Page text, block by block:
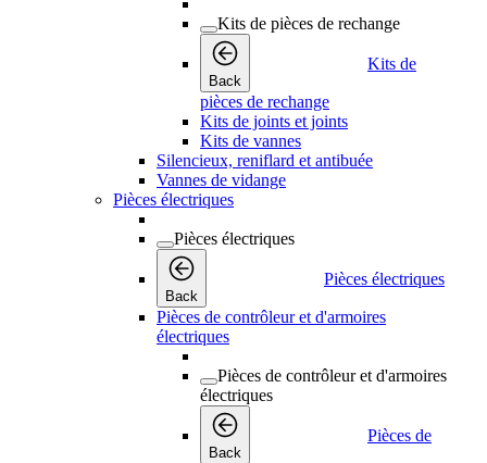
Kits de pièces de rechange
Back
Kits de
pièces de rechange
Kits de joints et joints
Kits de vannes
Silencieux, reniflard et antibuée
Vannes de vidange
Pièces électriques
Pièces électriques
Back
Pièces électriques
Pièces de contrôleur et d'armoires
électriques
Pièces de contrôleur et d'armoires
électriques
Back
Pièces de